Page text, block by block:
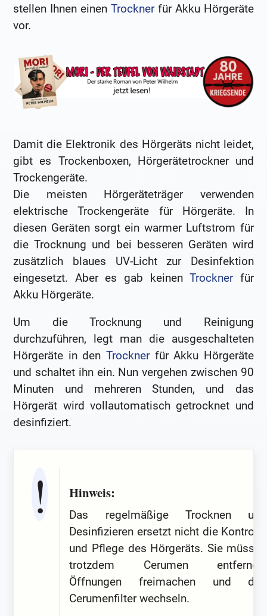
stellen Ihnen einen Trocknerfür Akku Hörgeräte
vor.
Damit die Elektronik des Hörgeräts nicht leidet,
gibt es Trockenboxen, Hörgerätetrockner und
Trockengeräte.
Die meisten Hörgeräteträger verwenden
elektrische Trockengeräte für Hörgeräte. In
diesen Geräten sorgt ein warmer Luftstrom für
die Trocknung und bei besseren Geräten wird
zusätzlich blaues UV-Licht zur Desinfektion
eingesetzt. Aber es gab keinenTrocknerfür
Akku Hörgeräte.
Um die Trocknung und Reinigung
durchzuführen, legt man die ausgeschalteten
Hörgeräte in den Trocknerfür Akku Hörgeräte
und schaltet ihn ein. Nun vergehen zwischen 90
Minuten und mehreren Stunden, und das
Hörgerät wird vollautomatisch getrocknet und
desinfiziert.
Hinweis:
Das regelmäßige Trocknen und
Desinfizieren ersetzt nicht die Kontrolle
und Pflege des Hörgeräts. Sie müssen
trotzdem Cerumen entfernen,
Öffnungen freimachen und den
Cerumenfilter wechseln.